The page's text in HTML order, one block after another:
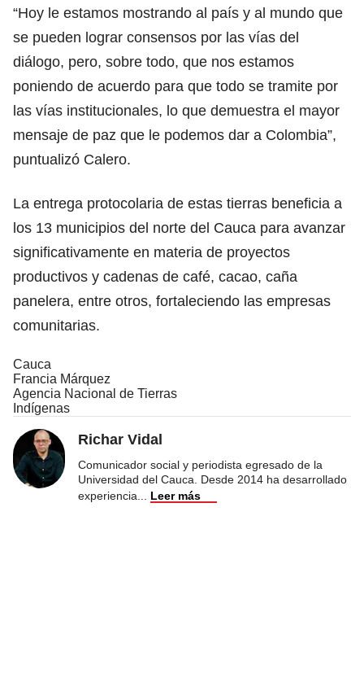
“Hoy le estamos mostrando al país y al mundo que
se pueden lograr consensos por las vías del
diálogo, pero, sobre todo, que nos estamos
poniendo de acuerdo para que todo se tramite por
las vías institucionales, lo que demuestra el mayor
mensaje de paz que le podemos dar a Colombia”,
puntualizó Calero.
La entrega protocolaria de estas tierras beneficia a
los 13 municipios del norte del Cauca para avanzar
significativamente en materia de proyectos
productivos y cadenas de café, cacao, caña
panelera, entre otros, fortaleciendo las empresas
comunitarias.
Cauca
Francia Márquez
Agencia Nacional de Tierras
Indígenas
Richar Vidal
Comunicador social y periodista egresado de la
Universidad del Cauca. Desde 2014 ha desarrollado
experiencia
Leer más